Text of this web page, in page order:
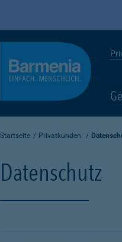
Startseite Privatkunden
Datenschutz